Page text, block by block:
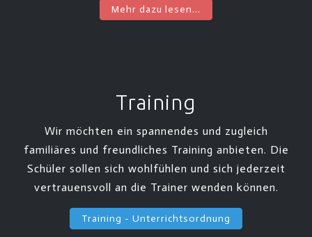
Mehr dazu lesen...
Training
Wir möchten ein spannendes und zugleich
familiäres und freundliches Training anbieten. Die
Schüler sollen sich wohlfühlen und sich jederzeit
vertrauensvoll an die Trainer wenden können.
Training - Unterrichtsordnung